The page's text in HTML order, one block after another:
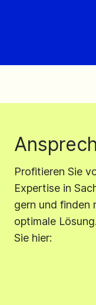
Profitieren Sie
Expertise in
gern und finden
optimale
Sie hier: